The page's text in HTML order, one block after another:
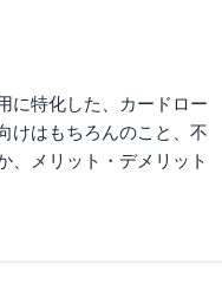
に特化した、カードロー
けはもちろんのこと、不
、メリット・デメリット